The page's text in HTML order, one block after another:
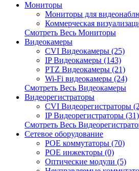
Мониторы
Мониторы для
Коммерческая
Смотреть Весь Мониторы
Видеокамеры
CVI Видеокамеры (25)
IP Видеокамеры (143)
PTZ Видеокамеры (21)
Wi-Fi видеокамеры (24)
Смотреть Весь Видеокамеры
Видеорегистраторы
CVI Видеорегистраторы
IP Видеорегистраторы (31)
Смотреть Весь
Сетевое оборудование
POE коммутаторы (70)
POE инжекторы (0)
Оптические модули (5)